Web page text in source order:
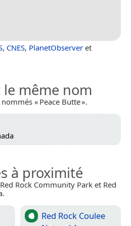
, CNES, PlanetObserver et
même nom
« Peace Butte ».
à proximité
Rock Community Park et Red
Red Rock Coulee